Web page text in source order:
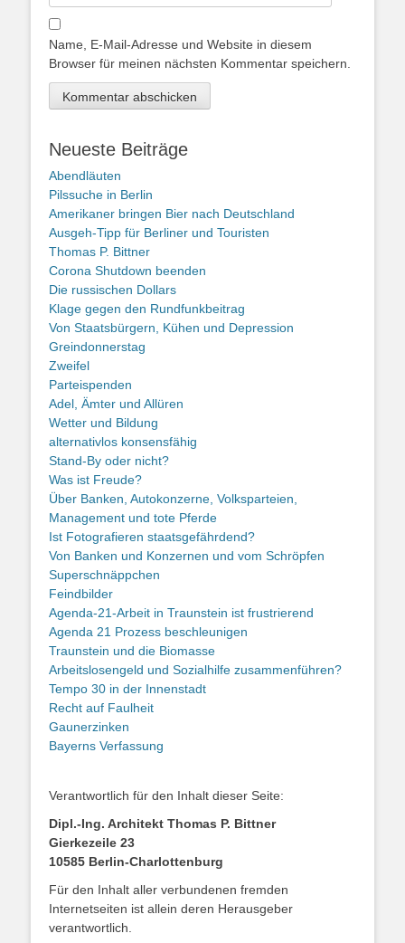
Name, E-Mail-Adresse und Website in diesem
Browser für meinen nächsten Kommentar speichern.
Neueste Beiträge
Abendläuten
Pilssuche in Berlin
Amerikaner bringen Bier nach Deutschland
Ausgeh-Tipp für Berliner und Touristen
Thomas P. Bittner
Corona Shutdown beenden
Die russischen Dollars
Klage gegen den Rundfunkbeitrag
Von Staatsbürgern, Kühen und Depression
Greindonnerstag
Zweifel
Parteispenden
Adel, Ämter und Allüren
Wetter und Bildung
alternativlos konsensfähig
Stand-By oder nicht?
Was ist Freude?
Über Banken, Autokonzerne, Volksparteien,
Management und tote Pferde
Ist Fotografieren staatsgefährdend?
Von Banken und Konzernen und vom Schröpfen
Superschnäppchen
Feindbilder
Agenda-21-Arbeit in Traunstein ist frustrierend
Agenda 21 Prozess beschleunigen
Traunstein und die Biomasse
Arbeitslosengeld und Sozialhilfe zusammenführen?
Tempo 30 in der Innenstadt
Recht auf Faulheit
Gaunerzinken
Bayerns Verfassung
Verantwortlich für den Inhalt dieser Seite:
Dipl.-Ing. Architekt Thomas P. Bittner
Gierkezeile 23
10585 Berlin-Charlottenburg
Für den Inhalt aller verbundenen fremden
Internetseiten ist allein deren Herausgeber
verantwortlich.